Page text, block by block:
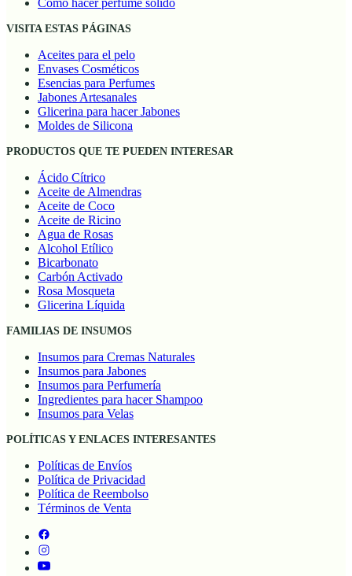
Cómo hacer perfume sólido
VISITA ESTAS PÁGINAS
Aceites para el pelo
Envases Cosméticos
Esencias para Perfumes
Jabones Artesanales
Glicerina para hacer Jabones
Moldes de Silicona
PRODUCTOS QUE TE PUEDEN INTERESAR
Ácido Cítrico
Aceite de Almendras
Aceite de Coco
Aceite de Ricino
Agua de Rosas
Alcohol Etílico
Bicarbonato
Carbón Activado
Rosa Mosqueta
Glicerina Líquida
FAMILIAS DE INSUMOS
Insumos para Cremas Naturales
Insumos para Jabones
Insumos para Perfumería
Ingredientes para hacer Shampoo
Insumos para Velas
POLÍTICAS Y ENLACES INTERESANTES
Políticas de Envíos
Política de Privacidad
Política de Reembolso
Términos de Venta